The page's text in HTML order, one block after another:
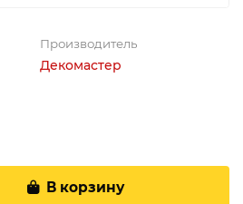
Производитель
Декомастер
В корзину